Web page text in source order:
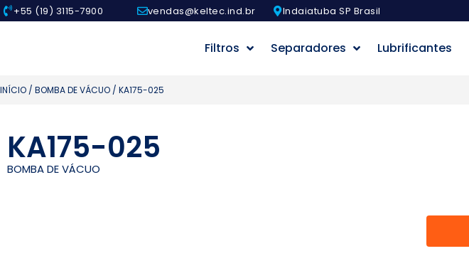
+55 (19) 3115-7900 vendas@keltec.ind.br Indaiatuba SP Brasil
Filtros Separadores Lubrificantes
INÍCIO / BOMBA DE VÁCUO / KA175-025
KA175-025
BOMBA DE VÁCUO